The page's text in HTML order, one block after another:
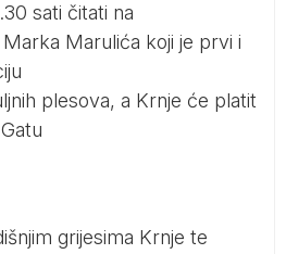
sati čitati na
Marulića koji je prvi i
plesova, a Krnje će platit
grijesima Krnje te